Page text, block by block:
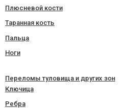
Плюсневой кости
Таранная кость
Пальца
Ноги
Переломы туловища и других зон
Ключица
Ребра